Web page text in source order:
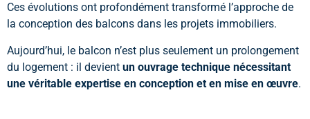
Ces évolutions ont profondément transformé l’approche de
la conception des balcons dans les projets immobiliers.
Aujourd’hui, le balcon n’est plus seulement un prolongement
du logement : il devient un ouvrage technique nécessitant
une véritable expertise en conception et en mise en œuvre.